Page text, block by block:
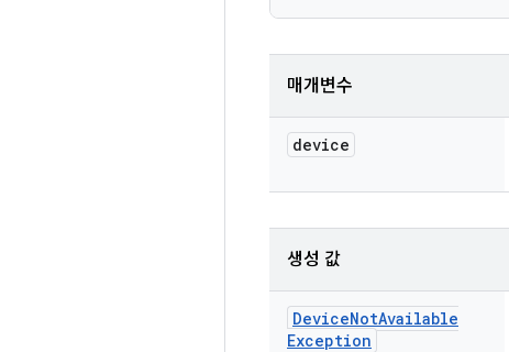
매개변수
device
생성 값
DeviceNotAvailable
Exception